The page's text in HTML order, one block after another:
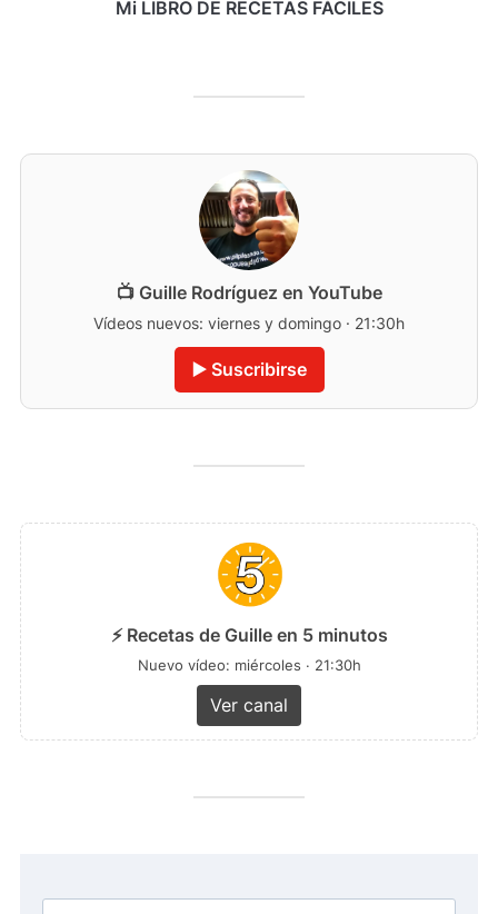
Mi LIBRO DE RECETAS FÁCILES
📺 Guille Rodríguez en YouTube
Vídeos nuevos: viernes y domingo · 21:30h
▶️ Suscribirse
⚡ Recetas de Guille en 5 minutos
Nuevo vídeo: miércoles · 21:30h
Ver canal